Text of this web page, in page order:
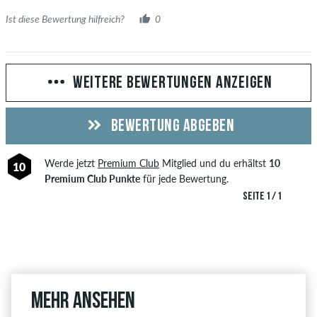
Ist diese Bewertung hilfreich? 0
SEITE 1 / 1
WEITERE BEWERTUNGEN ANZEIGEN
BEWERTUNG ABGEBEN
10 Werde jetzt Premium ClubMitglied und du erhältst 10
Premium Club Punktefür jede Bewertung.
Mehr ansehen